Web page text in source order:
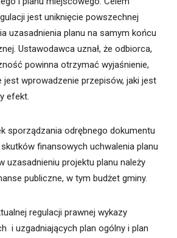
jest uniknięcie powszechnej
uzasadnienia planu na samym końcu
Ustawodawca uznał, że odbiorca,
powinna otrzymać wyjaśnienie,
jest wprowadzenie przepisów, jaki jest
efekt.
sporządzania odrębnego dokumentu
finansowych uchwalenia planu
uzasadnieniu projektu planu należy
publiczne, w tym budżet gminy.
regulacji prawnej wykazy
i uzgadniających plan ogólny i plan